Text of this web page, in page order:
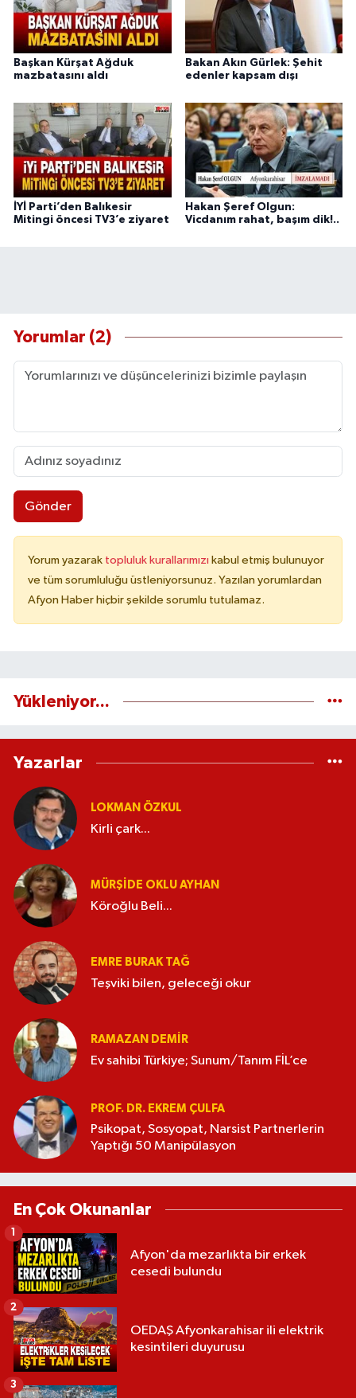
Başkan Kürşat Ağduk
mazbatasını aldı
Bakan Akın Gürlek: Şehit
edenler kapsam dışı
İYİ Parti’den Balıkesir
Mitingi öncesi TV3’e ziyaret
Hakan Şeref Olgun:
Vicdanım rahat, başım dik!..
Yorumlar (2)
Gönder
Yorum yazarak topluluk kurallarımızı kabul etmiş bulunuyor
ve tüm sorumluluğu üstleniyorsunuz. Yazılan yorumlardan
Afyon Haber hiçbir şekilde sorumlu tutulamaz.
Yükleniyor...
Yazarlar
LOKMAN ÖZKUL
Kirli çark...
MÜRŞIDE OKLU AYHAN
Köroğlu Beli...
EMRE BURAK TAĞ
Teşviki bilen, geleceği okur
RAMAZAN DEMİR
Ev sahibi Türkiye; Sunum/Tanım FİL’ce
PROF. DR. EKREM ÇULFA
Psikopat, Sosyopat, Narsist Partnerlerin
Yaptığı 50 Manipülasyon
En Çok Okunanlar
Afyon'da mezarlıkta bir erkek
cesedi bulundu
1
OEDAŞ Afyonkarahisar ili elektrik
kesintileri duyurusu
2
3